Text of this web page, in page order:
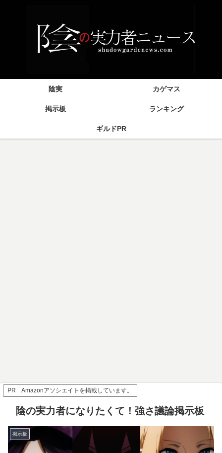
陰実 カゲマス
掲示板 ランキング
ギルドPR
PR Amazonアソシエイトを掲載しています。
陰の実力者になりたくて！強さ議論掲示板
掲示板